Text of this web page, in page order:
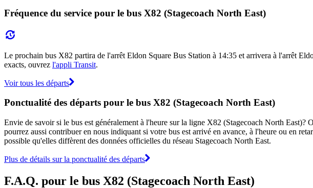
Fréquence du service pour le bus X82 (Stagecoach North East)
Le prochain bus X82 partira de l'arrêt Eldon Square Bus Station à 14:35 et arrivera à l'arrêt
exacts, ouvrez l'appli Transit.
Voir tous les départs
Ponctualité des départs pour le bus X82 (Stagecoach North East)
Envie de savoir si le bus est généralement à l'heure sur la ligne X82 (Stagecoach North East)?
pourrez aussi contribuer en nous indiquant si votre bus est arrivé en avance, à l'heure ou en
possible qu'elles diffèrent des données officielles du réseau Stagecoach North East.
Plus de détails sur la ponctualité des départs
F.A.Q. pour le bus X82 (Stagecoach North East)